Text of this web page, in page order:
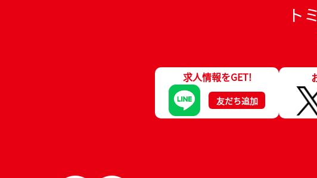
ト
求人情報をGET!
友だち追加